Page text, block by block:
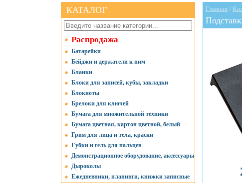
КАТАЛОГ
Распродажа
Батарейки
Бейджи и держатели к ним
Бланки
Блоки для записей, кубы, закладки
Блокноты
Брелоки для ключей
Бумага для множительной техники
Бумага цветная, картон цветной, белый
Грим для лица и тела, краски
Губки и гель для пальцев
Демонстрационное оборудование, аксессуары
Дыроколы
Ежедневники, планинги, книжки записные
Главная /